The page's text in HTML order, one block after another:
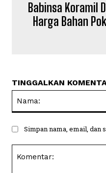
Babinsa Koramil
Harga Bahan
TINGGALKAN
Simpan nama, email,